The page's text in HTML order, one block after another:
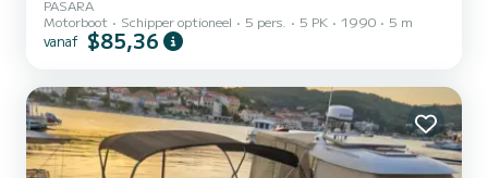
PASARA
Motorboot
Schipper optioneel 5 pers. 5 PK 1990 5 m
vanaf $85,36